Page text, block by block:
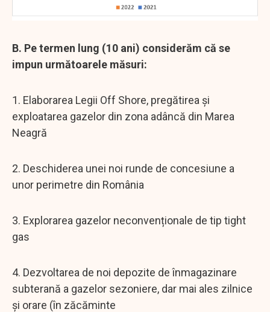
B. Pe termen lung (10 ani) considerăm că se
impun următoarele măsuri:
1. Elaborarea Legii Off Shore, pregătirea și
exploatarea gazelor din zona adâncă din Marea
Neagră
2. Deschiderea unei noi runde de concesiune a
unor perimetre din România
3. Explorarea gazelor neconvenționale de tip tight
gas
4. Dezvoltarea de noi depozite de înmagazinare
subterană a gazelor sezoniere, dar mai ales zilnice
și orare (în zăcăminte